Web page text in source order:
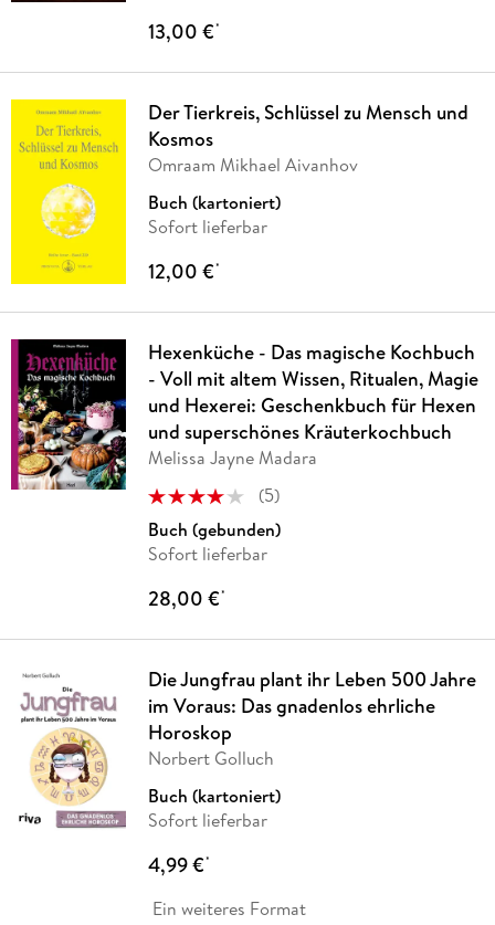
13,00 €*
Der Tierkreis, Schlüssel zu Mensch und
Kosmos
Omraam Mikhael Aivanhov
Buch (kartoniert)
Sofort lieferbar
12,00 €*
Hexenküche - Das magische Kochbuch
- Voll mit altem Wissen, Ritualen, Magie
und Hexerei: Geschenkbuch für Hexen
und superschönes Kräuterkochbuch
Melissa Jayne Madara
(5)
Buch (gebunden)
Sofort lieferbar
28,00 €*
Die Jungfrau plant ihr Leben 500 Jahre
im Voraus: Das gnadenlos ehrliche
Horoskop
Norbert Golluch
Buch (kartoniert)
Sofort lieferbar
4,99 €*
Ein weiteres Format